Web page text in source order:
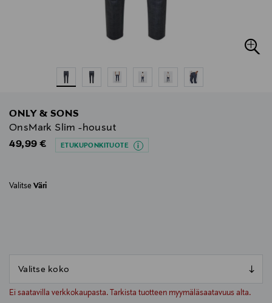
ONLY & SONS
OnsMark Slim -housut
Original Price
49,99 € ETUKUPONKITUOTE
Valitse Väri
Ei saatavilla verkkokaupasta. Tarkista tuotteen myymäläsaatavuus alta.
null